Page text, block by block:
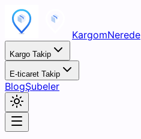
KargomNerede
Kargo Takip
E-ticaret Takip
BlogŞubeler